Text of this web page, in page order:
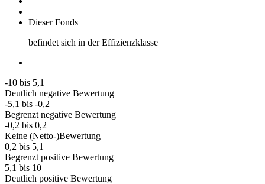
Dieser Fonds
befindet sich in der Effizienzklasse
-10 bis 5,1
Deutlich negative Bewertung
-5,1 bis -0,2
Begrenzt negative Bewertung
-0,2 bis 0,2
Keine (Netto-)Bewertung
0,2 bis 5,1
Begrenzt positive Bewertung
5,1 bis 10
Deutlich positive Bewertung